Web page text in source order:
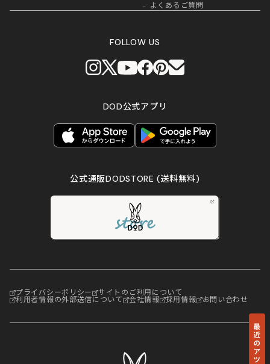
よくあるご質問
FOLLOW US
DOD公式アプリ
公式通販DODSTORE(送料無料)
プライバシーポリシー サイトのご利用について
利用者情報の外部送信について 会社情報 採用情報 お問い合わせ